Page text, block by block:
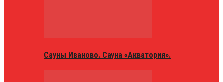
Сауны Иваново. Сауна «Акватория».